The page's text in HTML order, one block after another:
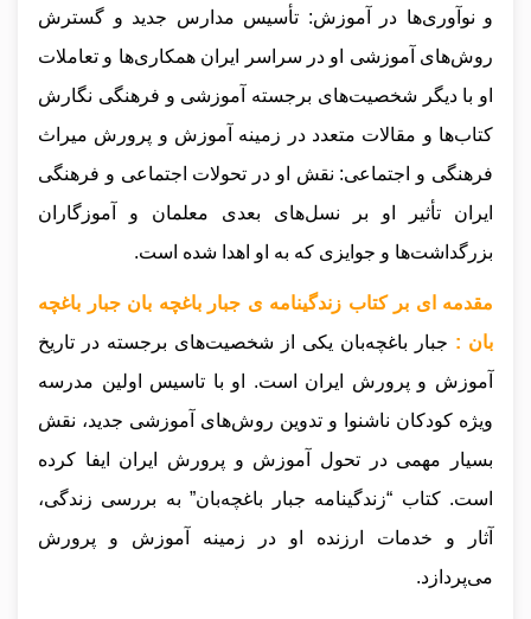
و نوآوری‌ها در آموزش: تأسیس مدارس جدید و گسترش
روش‌های آموزشی او در سراسر ایران همکاری‌ها و تعاملات
او با دیگر شخصیت‌های برجسته آموزشی و فرهنگی نگارش
کتاب‌ها و مقالات متعدد در زمینه آموزش و پرورش میراث
فرهنگی و اجتماعی: نقش او در تحولات اجتماعی و فرهنگی
ایران تأثیر او بر نسل‌های بعدی معلمان و آموزگاران
بزرگداشت‌ها و جوایزی که به او اهدا شده است.
مقدمه ای بر کتاب زندگینامه ی جبار باغچه بان جبار باغچه
بان : جبار باغچه‌بان یکی از شخصیت‌های برجسته در تاریخ
آموزش و پرورش ایران است. او با تاسیس اولین مدرسه
ویژه کودکان ناشنوا و تدوین روش‌های آموزشی جدید، نقش
بسیار مهمی در تحول آموزش و پرورش ایران ایفا کرده
است. کتاب “زندگینامه جبار باغچه‌بان” به بررسی زندگی،
آثار و خدمات ارزنده او در زمینه آموزش و پرورش
می‌پردازد.